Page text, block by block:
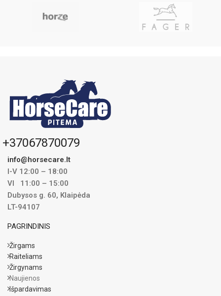
+37067870079
info@horsecare.lt
I-V 12:00 – 18:00
VI 11:00 – 15:00
Dubysos g. 60, Klaipėda
LT-94107
PAGRINDINIS
Žirgams
Raiteliams
Žirgynams
Naujienos
Išpardavimas